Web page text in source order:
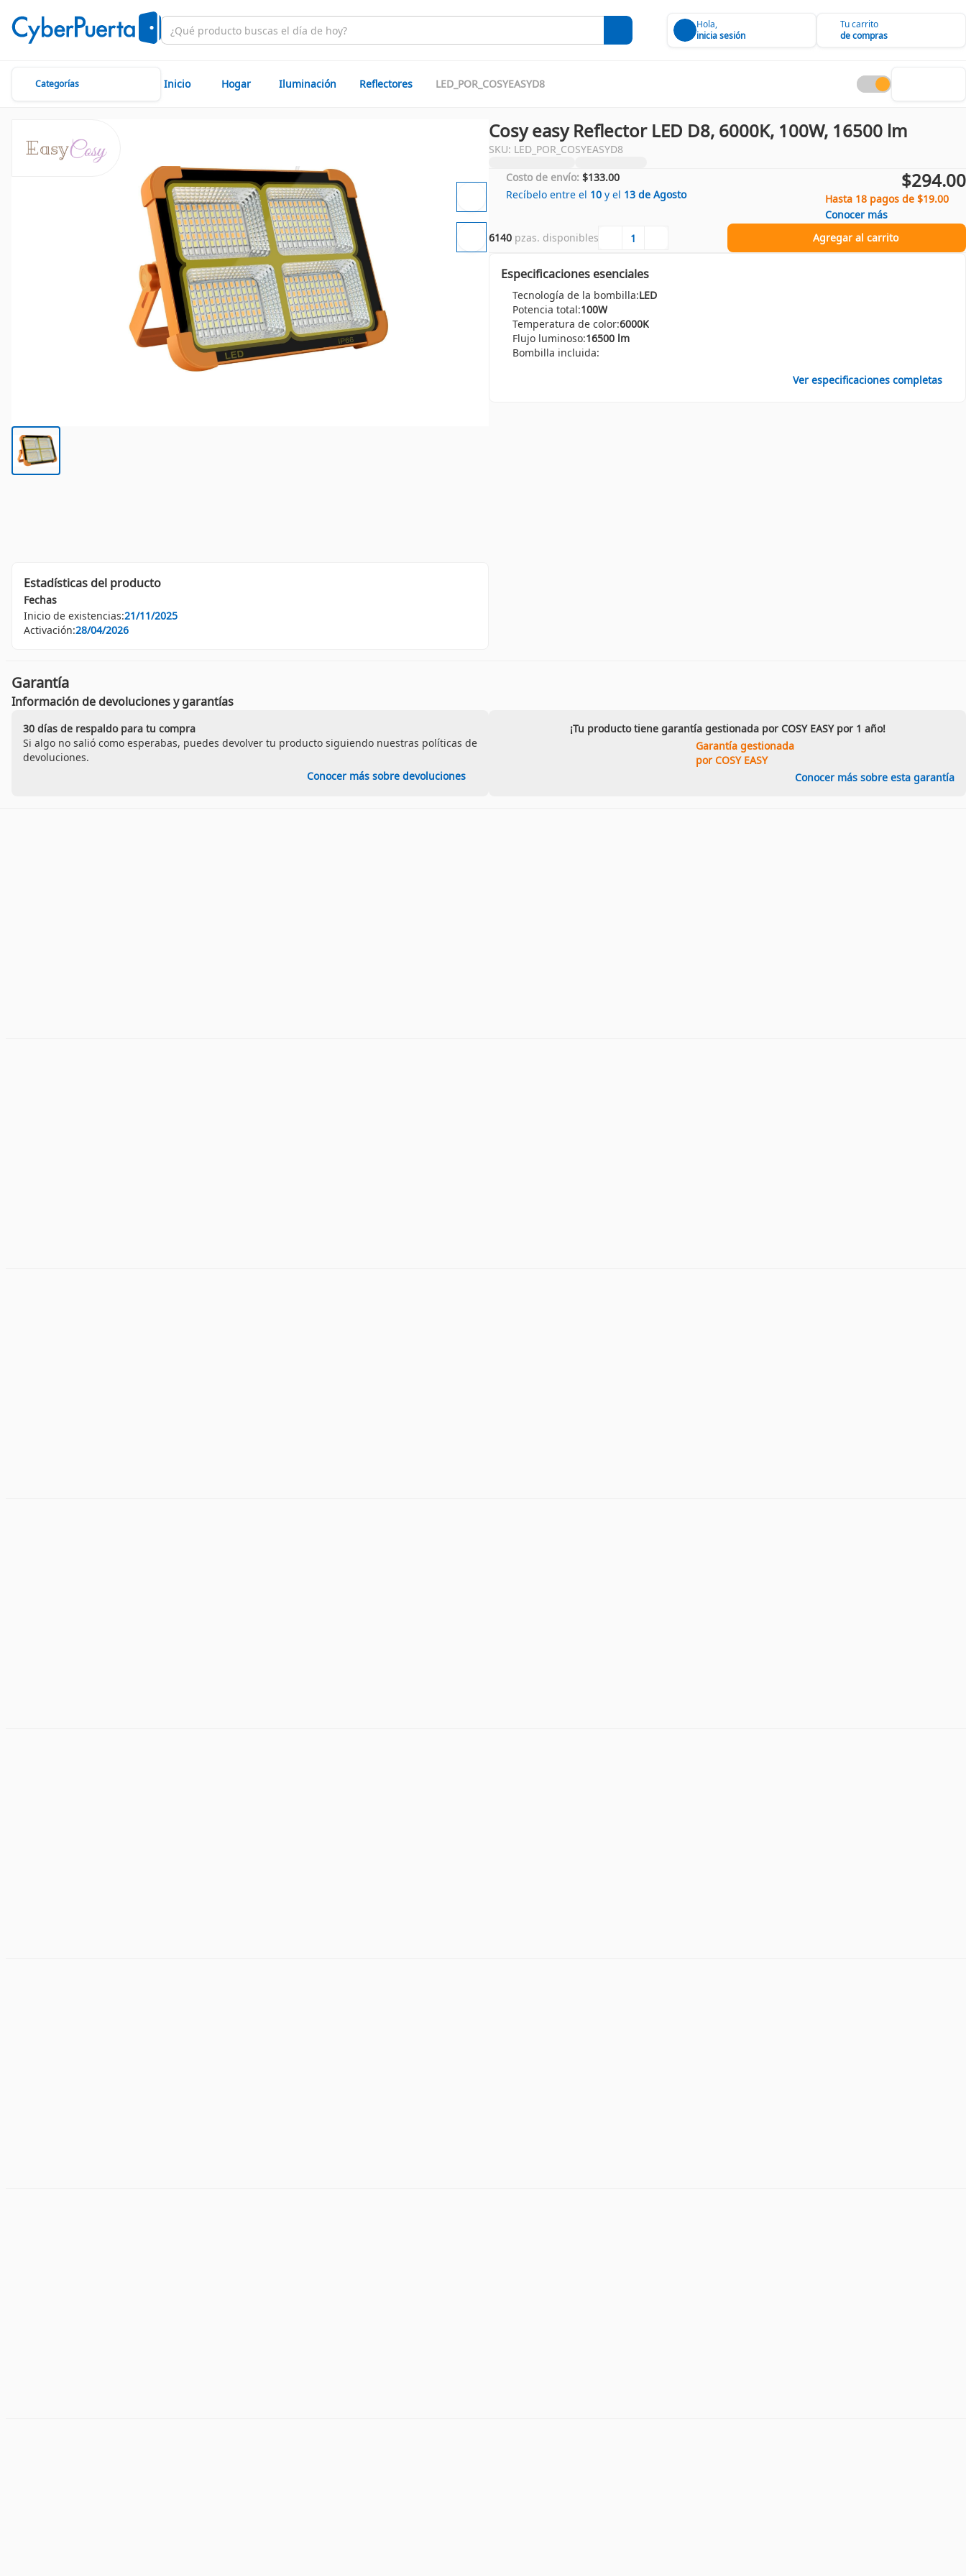
Hola,
inicia sesión
Tu carrito
de compras
Categorías Inicio Hogar Iluminación Reflectores LED_POR_COSYEASYD8
Estadísticas del producto
Fechas
Inicio de existencias:21/11/2025
Activación:28/04/2026
Cosy easy Reflector LED D8, 6000K, 100W, 16500 lm
SKU: LED_POR_COSYEASYD8
Costo de envío: $133.00
Recíbelo entre el 10 y el 13 de Agosto
$294.00
Hasta 18 pagos de $19.00
Conocer más
6140 pzas. disponibles Agregar al carrito
Especificaciones esenciales
Tecnología de la bombilla:LED
Potencia total:100W
Temperatura de color:6000K
Flujo luminoso:16500 lm
Bombilla incluida:
Ver especificaciones completas
Garantía
Información de devoluciones y garantías
30 días de respaldo para tu compra
Si algo no salió como esperabas, puedes devolver tu producto siguiendo nuestras políticas de
devoluciones.
Conocer más sobre devoluciones
¡Tu producto tiene garantía gestionada por COSY EASY por 1 año!
Garantía gestionada
por COSY EASY
Conocer más sobre esta garantía